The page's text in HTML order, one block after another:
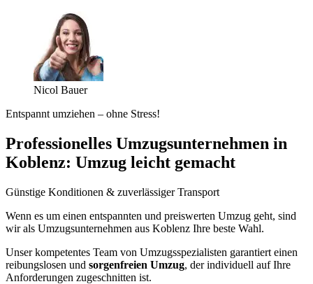
Nicol Bauer
Entspannt umziehen – ohne Stress!
Professionelles Umzugsunternehmen in
Koblenz: Umzug leicht gemacht
Günstige Konditionen & zuverlässiger Transport
Wenn es um einen entspannten und preiswerten Umzug geht, sind
wir als Umzugsunternehmen aus Koblenz Ihre beste Wahl.
Unser kompetentes Team von Umzugsspezialisten garantiert einen
reibungslosen und sorgenfreien Umzug, der individuell auf Ihre
Anforderungen zugeschnitten ist.